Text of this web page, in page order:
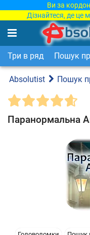
Ви за
Дізнайтеся, де це
Три в ряд Пошук
Absolutist Пошук
Паранормальна